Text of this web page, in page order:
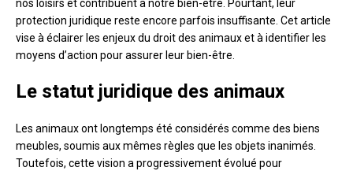
nos loisirs et contribuent à notre bien-être. Pourtant, leur
protection juridique reste encore parfois insuffisante. Cet article
vise à éclairer les enjeux du droit des animaux et à identifier les
moyens d’action pour assurer leur bien-être.
Le statut juridique des animaux
Les animaux ont longtemps été considérés comme des biens
meubles, soumis aux mêmes règles que les objets inanimés.
Toutefois, cette vision a progressivement évolué pour